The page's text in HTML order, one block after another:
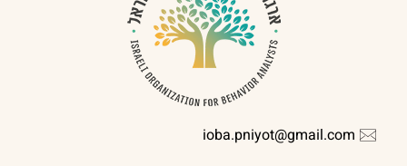
ioba.pniyot@gmail.com